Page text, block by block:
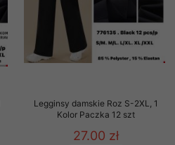
Legginsy damskie Roz S-2XL, 1
Kolor Paczka 12 szt
27.00 zł